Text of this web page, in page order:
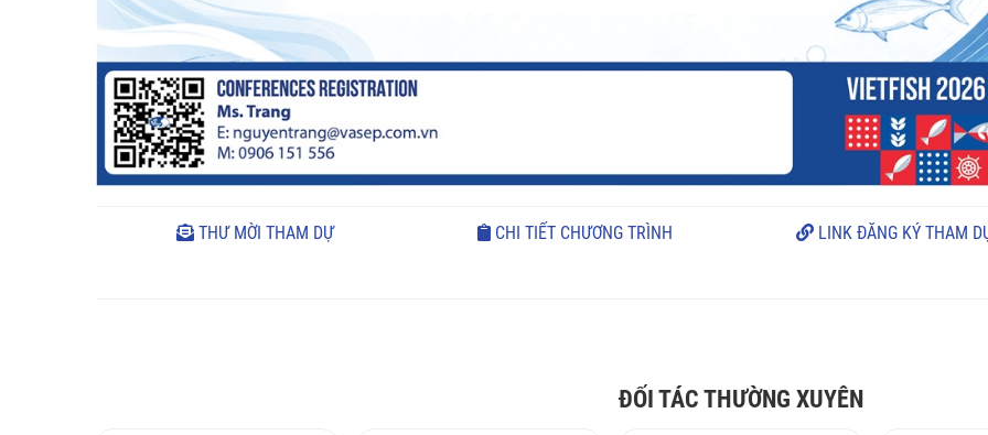
THƯ MỜI THAM DỰ CHI TIẾT CHƯƠNG TRÌNH LINK ĐĂNG KÝ THAM
ĐỐI TÁC THƯỜNG XUYÊN